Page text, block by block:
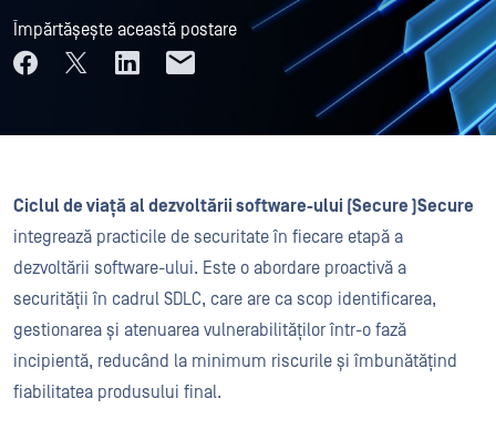
Împărtășește această postare
Ciclul de viață al dezvoltării software-ului (Secure )Secure
integrează practicile de securitate în fiecare etapă a
dezvoltării software-ului. Este o abordare proactivă a
securității în cadrul SDLC, care are ca scop identificarea,
gestionarea și atenuarea vulnerabilităților într-o fază
incipientă, reducând la minimum riscurile și îmbunătățind
fiabilitatea produsului final.